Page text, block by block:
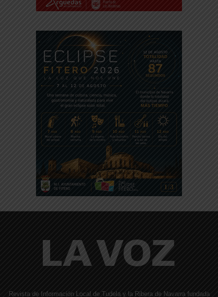
Revista de Información Local de Tudela y la Ribera de Navarra fundada